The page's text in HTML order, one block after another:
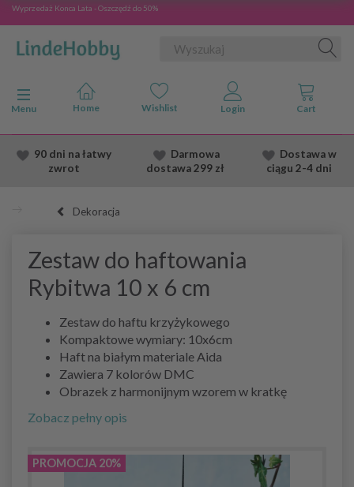
Wyprzedaż Konca Lata - Oszczędź do 50%
Przełącz nawigację
Menu
90 dni na łatwy
zwrot
Darmowa
dostawa299 zł
Dostawaw
ciągu 2-4 dni
Dekoracja
Zestaw do haftowania
Rybitwa 10 x 6 cm
Zestaw do haftu krzyżykowego
Kompaktowe wymiary: 10x6cm
Haft na białym materiale Aida
Zawiera 7 kolorów DMC
Obrazek z harmonijnym wzorem w kratkę
Zobacz pełny opis
PROMOCJA 20%